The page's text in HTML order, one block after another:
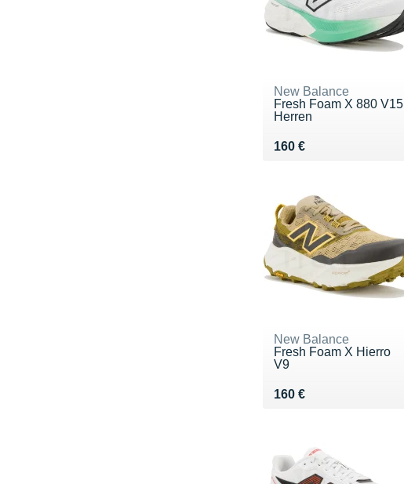
New Balance
Fresh Foam X 880 V15
Herren
160 €
Vendu 160 €
New Balance
Fresh Foam X Hierro
V9
160 €
Vendu 160 €